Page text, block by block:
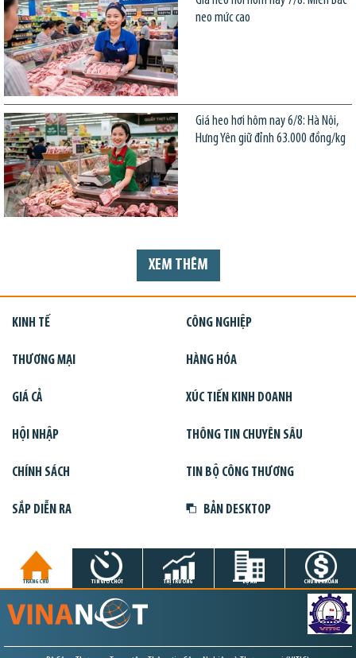
neo mức cao
Giá heo hơi hôm nay 6/8: Hà Nội,
Hưng Yên giữ đỉnh 63.000 đồng/kg
XEM THÊM
KINH TẾ CÔNG NGHIỆP
THƯƠNG MẠI HÀNG HÓA
GIÁ CẢ XÚC TIẾN KINH DOANH
HỘI NHẬP THÔNG TIN CHUYÊN SÂU
CHÍNH SÁCH TIN BỘ CÔNG THƯƠNG
SẮP DIỄN RA BẢN DESKTOP
TRANG CHỦ TIN GIỜ CHÓT THỊ TRƯỜNG DỰ ÁN CHỨNG KHOÁN